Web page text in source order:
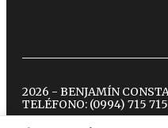
2026 - BENJAMÍN
TELÉFONO: (0994) 715 715